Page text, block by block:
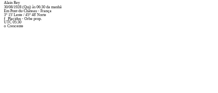
Alain Rey
30/08/1928 (Qui) às 06:30 da manhã
EmPont-du-Château - França
3° 15' Leste/45° 48' Norte
f Placidus - Orbe prop.
UTC 05:30
Crescente
o